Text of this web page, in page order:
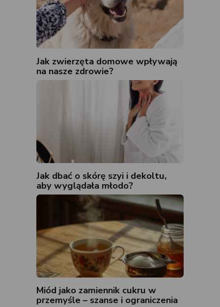
Jak zwierzęta domowe wpływają
na nasze zdrowie?
Jak dbać o skórę szyi i dekoltu,
aby wyglądała młodo?
Miód jako zamiennik cukru w
przemyśle – szanse i ograniczenia